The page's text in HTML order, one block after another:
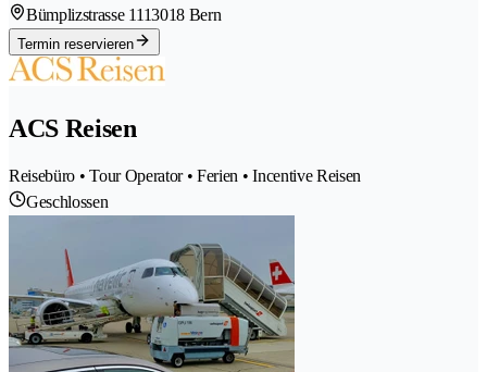
Bümplizstrasse 1113018 Bern
Termin reservieren
ACS Reisen
Reisebüro • Tour Operator • Ferien • Incentive Reisen
Geschlossen